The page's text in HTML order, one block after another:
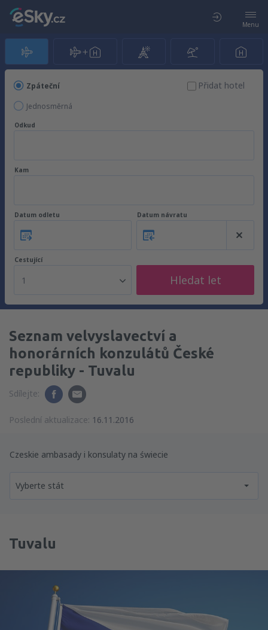
Menu
Zpáteční
Jednosměrná
Přidat hotel
Odkud
Kam
Datum odletu Datum návratu
Cestující
1 Hledat let
Seznam velvyslavectví a
honorárních konzulátů České
republiky - Tuvalu
Sdílejte:
Poslední aktualizace: 16.11.2016
Czeskie ambasady i konsulaty na świecie
Vyberte stát
Tuvalu